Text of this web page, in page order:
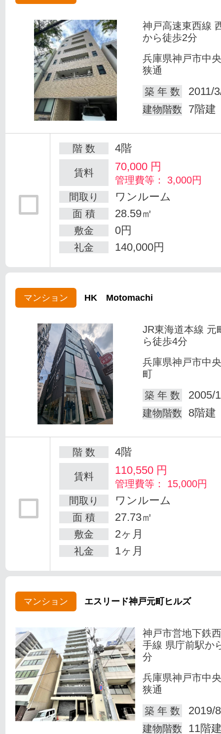
神戸高速東西線
から徒歩2分
兵庫県神戸市中
狭通
築 年 数
2011/
建物階数 7階建
階 数 4階
賃料 70,000 円
管理費等： 3,000円
間取り
ワンルーム
面 積 28.59㎡
敷金 0円
礼金 140,000円
マンション HK Motomachi
JR東海道本線 元
ら徒歩4分
兵庫県神戸市中
町
築 年 数
2005/
建物階数 8階建
階 数 4階
賃料 110,550 円
管理費等： 15,000円
間取り
ワンルーム
面 積 27.73㎡
敷金 2ヶ月
礼金 1ヶ月
マンション エスリード神戸元町ヒルズ
神戸市営地下鉄
手線 県庁前駅か
分
兵庫県神戸市中
狭通
築 年 数
2019/
建物階数 11階